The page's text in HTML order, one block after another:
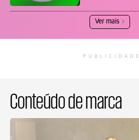
Ver mais
PUBLICIDADE
Conteúdo de marca